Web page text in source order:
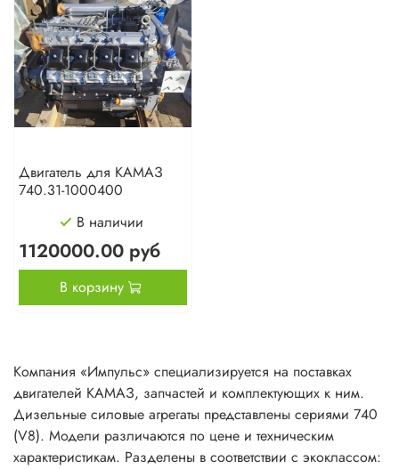
Двигатель для КАМАЗ
740.31-1000400
В наличии
1120000.00 руб
В корзину
Компания «Импульс» специализируется на поставках
двигателей КАМАЗ, запчастей и комплектующих к ним.
Дизельные силовые агрегаты представлены сериями 740
(V8). Модели различаются по цене и техническим
характеристикам. Разделены в соответствии с экоклассом: